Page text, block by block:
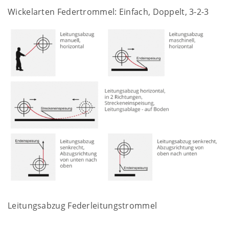
Wickelarten Federtrommel: Einfach, Doppelt, 3-2-3
Leitungsabzug Federleitungstrommel